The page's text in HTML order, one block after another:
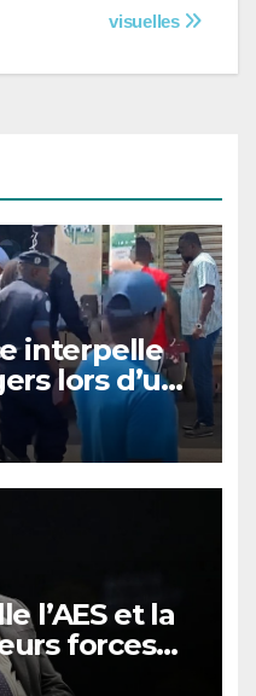
visuelles
interpelle
lors d’une
l’AES et la
forces